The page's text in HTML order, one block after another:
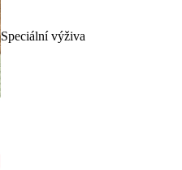
Speciální výživa